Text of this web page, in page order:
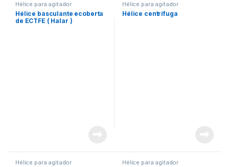
Hélice para agitador
Hélice basculante ecoberta
de ECTFE ( Halar )
Hélice para agitador
Hélice centrífuga
Hélice para agitador Hélice para agitador